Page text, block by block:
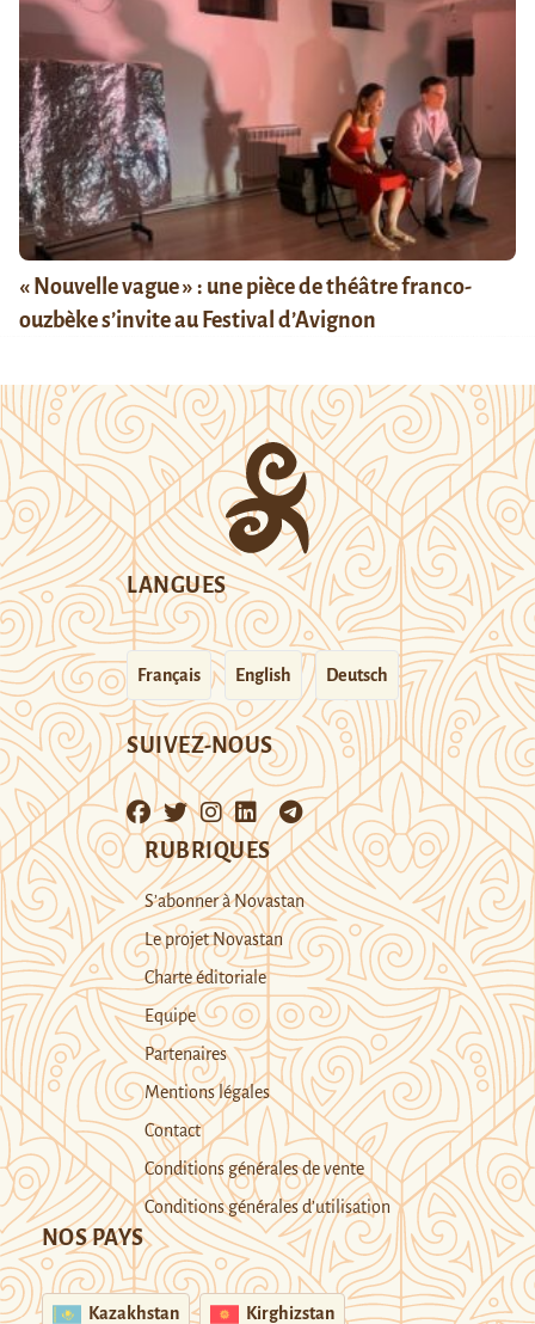
« Nouvelle vague » : une pièce de théâtre franco-
ouzbèke s’invite au Festival d’Avignon
LANGUES
Français English Deutsch
SUIVEZ-NOUS
RUBRIQUES
S’abonner à Novastan
Le projet Novastan
Charte éditoriale
Equipe
Partenaires
Mentions légales
Contact
Conditions générales de vente
Conditions générales d’utilisation
NOS PAYS
Kazakhstan Kirghizstan